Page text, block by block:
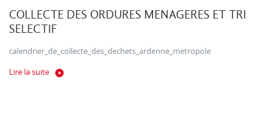
COLLECTE DES ORDURES MENAGERES ET TRI
SELECTIF
calendrier_de_collecte_des_dechets_ardenne_metropole
Lire la suite